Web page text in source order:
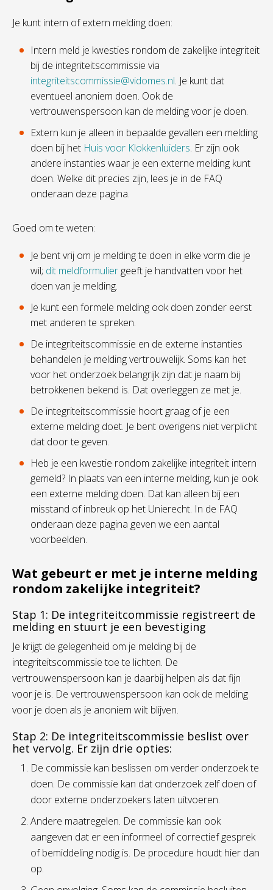
Je kunt intern of extern melding doen:
Intern meld je kwesties rondom de zakelijke integriteit
bij de integriteitscommissie via
integriteitscommissie@vidomes.nl. Je kunt dat
eventueel anoniem doen. Ook de
vertrouwenspersoon kan de melding voor je doen.
Extern kun je alleen in bepaalde gevallen een melding
doen bij het Huis voor Klokkenluiders. Er zijn ook
andere instanties waar je een externe melding kunt
doen. Welke dit precies zijn, lees je in de FAQ
onderaan deze pagina.
Goed om te weten:
Je bent vrij om je melding te doen in elke vorm die je
wil; dit meldformuliergeeft je handvatten voor het
doen van je melding.
Je kunt een formele melding ook doen zonder eerst
met anderen te spreken.
De integriteitscommissie en de externe instanties
behandelen je melding vertrouwelijk. Soms kan het
voor het onderzoek belangrijk zijn dat je naam bij
betrokkenen bekend is. Dat overleggen ze met je.
De integriteitscommissie hoort graag of je een
externe melding doet. Je bent overigens niet verplicht
dat door te geven.
Heb je een kwestie rondom zakelijke integriteit intern
gemeld? In plaats van een interne melding, kun je ook
een externe melding doen. Dat kan alleen bij een
misstand of inbreuk op het Unierecht. In de FAQ
onderaan deze pagina geven we een aantal
voorbeelden.
Wat gebeurt er met je interne melding
rondom zakelijke integriteit?
Stap 1: De integriteitcommissie registreert de
melding en stuurt je een bevestiging
Je krijgt de gelegenheid om je melding bij de
integriteitscommissie toe te lichten. De
vertrouwenspersoon kan je daarbij helpen als dat fijn
voor je is. De vertrouwenspersoon kan ook de melding
voor je doen als je anoniem wilt blijven.
Stap 2: De integriteitscommissie beslist over
het vervolg. Er zijn drie opties:
De commissie kan beslissen om verder onderzoek te
doen. De commissie kan dat onderzoek zelf doen of
door externe onderzoekers laten uitvoeren.
Andere maatregelen. De commissie kan ook
aangeven dat er een informeel of correctief gesprek
of bemiddeling nodig is. De procedure houdt hier dan
op.